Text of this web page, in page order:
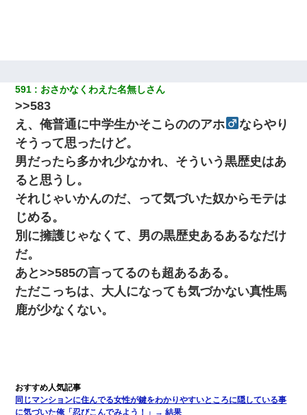
591 おさかなくわえた名無しさん
>>583
え、俺普通に中学生かそこらののアホ
ならやり
そうって思ったけど。
男だったら多かれ少なかれ、そういう黒歴史はあ
ると思うし。
それじゃいかんのだ、って気づいた奴からモテは
じめる。
別に擁護じゃなくて、男の黒歴史あるあるなだけ
だ。
あと>>585の言ってるのも超あるある。
ただこっちは、大人になっても気づかない真性馬
鹿が少なくない。
同じマンションに住んでる女性が鍵をわかりやすいところに隠している事
に気づいた俺「忍びこんでみよう！」→ 結果